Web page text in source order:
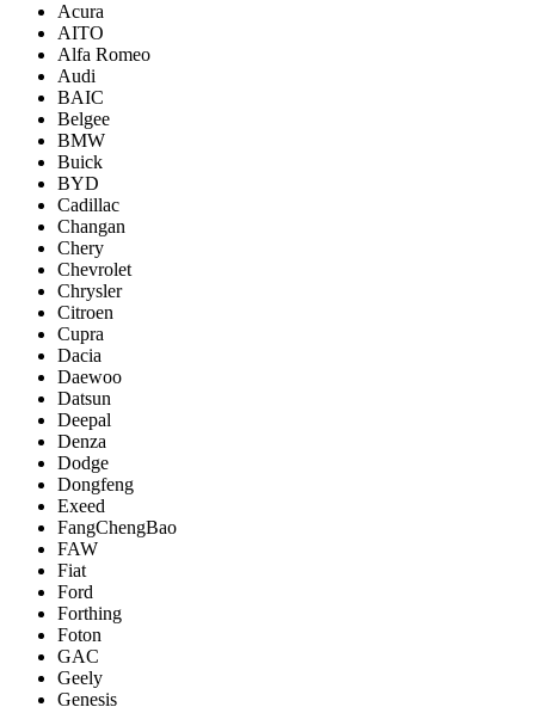
Acura
AITO
Alfa Romeo
Audi
BAIC
Belgee
BMW
Buick
BYD
Cadillac
Changan
Chery
Chevrolet
Chrysler
Citroen
Cupra
Dacia
Daewoo
Datsun
Deepal
Denza
Dodge
Dongfeng
Exeed
FangChengBao
FAW
Fiat
Ford
Forthing
Foton
GAC
Geely
Genesis